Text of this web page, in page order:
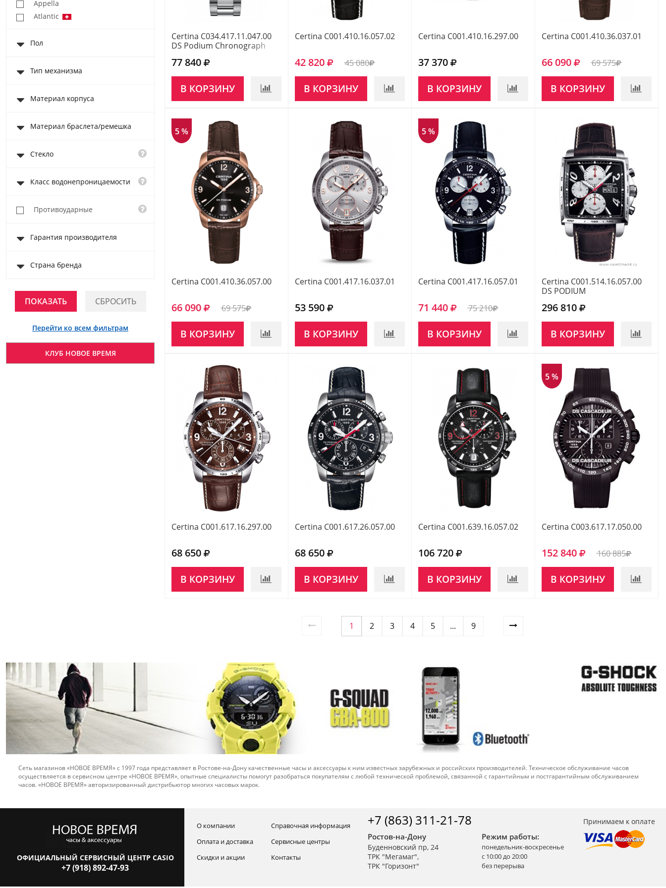
Appella
Atlantic
Casio Collection
Casio Sheen
Festina
Michael Kors
Rodania
Swiss Military Hanowa
Пол
Тип механизма
Материал корпуса
Материал браслета/ремешка
Стекло
Класс водонепроницаемости
Противоударные
Гарантия производителя
Страна бренда
Перейти ко всем фильтрам
КЛУБ НОВОЕ ВРЕМЯ
Certina C034.417.11.047.00
DS Podium Chronograph
77 840
В КОРЗИНУ
Certina C001.410.16.057.02
42 820 45 080
В КОРЗИНУ
Certina C001.410.16.297.00
37 370
В КОРЗИНУ
Certina C001.410.36.037.01
66 090 69 575
В КОРЗИНУ
5 %
Certina C001.410.36.057.00
66 090 69 575
В КОРЗИНУ
Certina C001.417.16.037.01
53 590
В КОРЗИНУ
5 %
Certina C001.417.16.057.01
71 440 75 210
В КОРЗИНУ
Certina C001.514.16.057.00
DS PODIUM
296 810
В КОРЗИНУ
Certina C001.617.16.297.00
68 650
В КОРЗИНУ
Certina C001.617.26.057.00
68 650
В КОРЗИНУ
Certina C001.639.16.057.02
106 720
В КОРЗИНУ
5 %
Certina C003.617.17.050.00
152 840 160 885
В КОРЗИНУ
1 2 3 4 5 ... 9
Сеть магазинов «НОВОЕ ВРЕМЯ» с 1997 года представляет в Ростове-на-Дону качественные часы и аксессуары к ним известных зарубежных и российских производителей. Техническое обслуживание часов
осуществляется в сервисном центре «НОВОЕ ВРЕМЯ», опытные специалисты помогут разобраться покупателям с любой технической проблемой, связанной с гарантийным и постгарантийным обслуживанием
часов. «НОВОЕ ВРЕМЯ» авторизированный дистрибьютор многих часовых марок.
ОФИЦИАЛЬНЫЙ СЕРВИСНЫЙ ЦЕНТР CASIO
+7 (918) 892-47-93
О компании
Оплата и доставка
Скидки и акции
Справочная информация
Сервисные центры
Контакты
+7 (863) 311-21-78
Режим работы:
понедельник-воскресенье
с 10:00 до 20:00
без перерыва
Ростов-на-Дону
Буденновский пр, 24
ТРК "Мегамаг",
ТРК "Горизонт"
Принимаем к оплате